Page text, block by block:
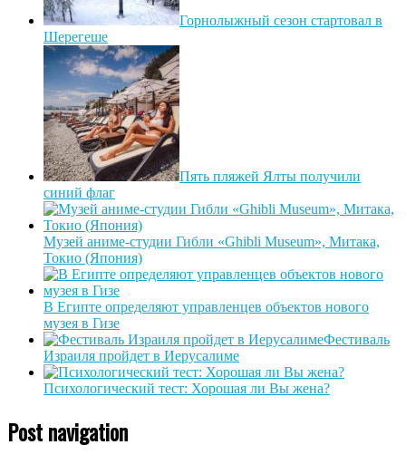
Горнолыжный сезон стартовал в
Шерегеше
Пять пляжей Ялты получили
синий флаг
Музей аниме-студии Гибли «Ghibli Museum», Митака,
Токио (Япония)
В Египте определяют управленцев объектов нового
музея в Гизе
Фестиваль
Израиля пройдет в Иерусалиме
Психологический тест: Хорошая ли Вы жена?
Post navigation